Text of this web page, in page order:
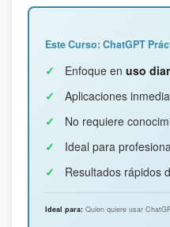
Este Curso: ChatGPT
Enfoque en uso
Aplicaciones
No requiere
Ideal para
Resultados rápidos
Ideal para: Quien quiere usar